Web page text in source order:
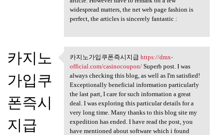
widespread matters, the net web page fashion is
perfect, the articles is sincerely fantastic :
카지노
가입쿠
폰즉시
지급
카지노가입쿠폰즉시지급
https://dmx
카지노가입쿠폰즉시지급 https://dmx-
official.com/casinocoupon/Superb post. I was
always checking this blog, as well as I'm satisfied!
Exceptionally beneficial information particularly
the last part, I care for such information a great
deal. I was exploring this particular details for a
very long time. Many thanks to this blog site my
expedition has ended. I have read the post, you
have mentioned about software which i found